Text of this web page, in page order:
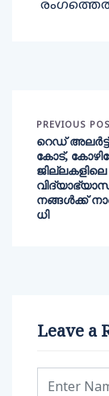
PREVIOUS
റെഡ്
കോട്,
ജില്ലകളിലെ
നങ്ങൾക്ക്
ധി
Leave a